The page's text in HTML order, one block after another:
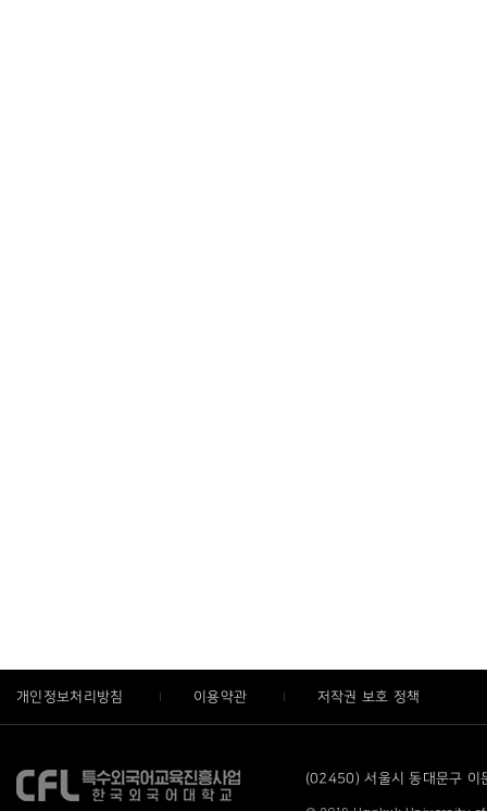
개인정보처리방침 이용약관 저작권 보호 정책
(02450) 서울시 동대문구